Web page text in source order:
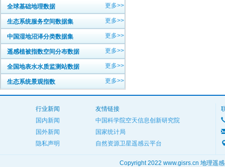
全球基础地理数据 更多>>
生态系统服务空间数据集 更多>>
中国湿地沼泽分类数据集 更多>>
遥感植被指数空间分布数据 更多>>
全国地表水水质监测站数据 更多>>
生态系统景观指数 更多>>
行业新闻
国内新闻
国外新闻
隐私声明
友情链接
中国科学院空天信息创新研究院
国家统计局
自然资源卫星遥感云平台
Copyright 2022 www.gisrs.cn 地理遥